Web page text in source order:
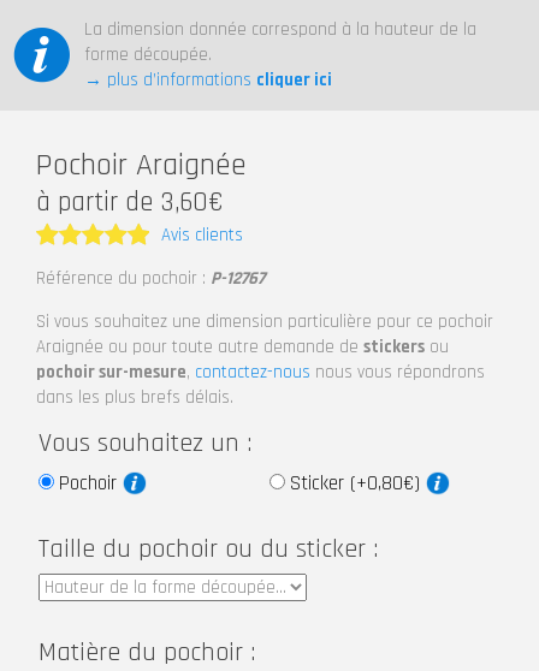
La dimension donnée correspond à la hauteur de la
forme découpée.
→ plus d’informations cliquer ici
Pochoir Araignée
à partir de 3,60€
Note5
Avis clients
Référence du pochoir : P-12767
Si vous souhaitez une dimension particulière pour ce pochoir
Araignée ou pour toute autre demande de stickers ou
pochoir sur-mesure, contactez-nous nous vous répondrons
dans les plus brefs délais.
Vous souhaitez un :
Pochoir Sticker (+0,80€)
Taille du pochoir ou du sticker :
Matière du pochoir :